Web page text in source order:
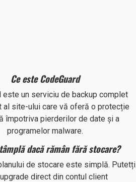
Ce este CodeGuard
este un serviciu de backup complet
al site-ului care vă oferă o protecție
împotriva pierderilor de date și a
programelor malware.
dacă rămân fără stocare?
de stocare este simplă. Putetți
direct din contul client